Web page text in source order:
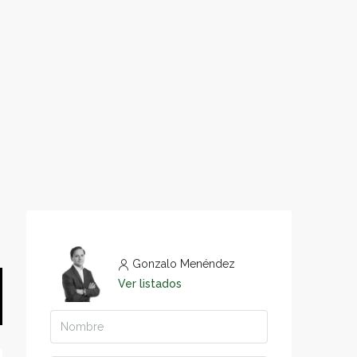
Gonzalo Menéndez
Ver listados